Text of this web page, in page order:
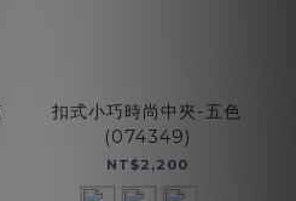
扣式小巧時尚中夾-五色
(074349)
NT$2,200